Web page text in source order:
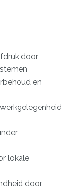
door
en
lokale
door